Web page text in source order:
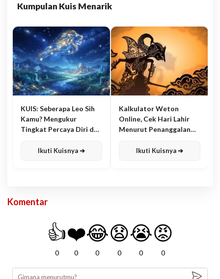
Kumpulan Kuis Menarik
KUIS: Seberapa Leo Sih
Kamu? Mengukur
Tingkat Percaya Diri dan
Ikuti Kuisnya ➔
Kalkulator Weton
Online, Cek Hari Lahir
Menurut Penanggalan
Ikuti Kuisnya ➔
Komentar
👍
0
❤️
0
😂
0
😧
0
😭
0
😡
0